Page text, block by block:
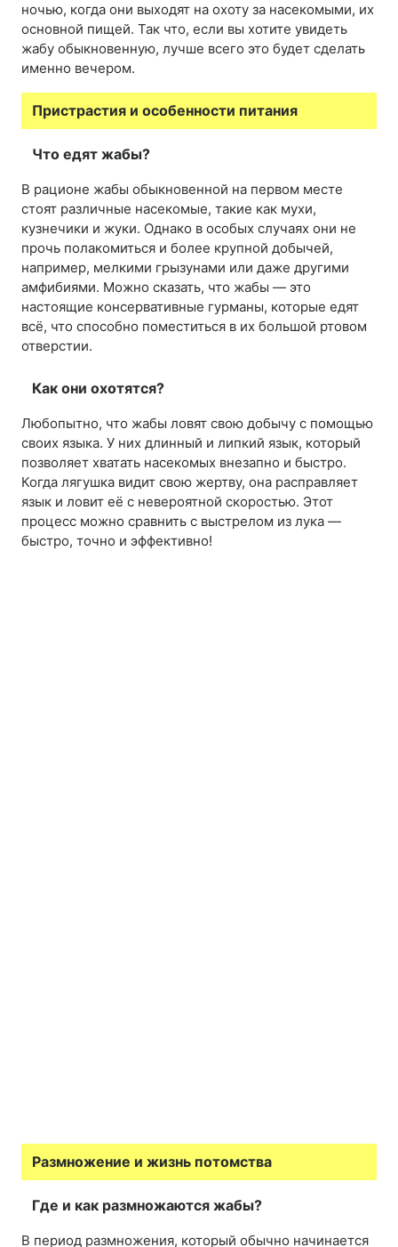
ночью, когда они выходят на охоту за насекомыми, их
основной пищей. Так что, если вы хотите увидеть
жабу обыкновенную, лучше всего это будет сделать
именно вечером.
Пристрастия и особенности питания
Что едят жабы?
В рационе жабы обыкновенной на первом месте
стоят различные насекомые, такие как мухи,
кузнечики и жуки. Однако в особых случаях они не
прочь полакомиться и более крупной добычей,
например, мелкими грызунами или даже другими
амфибиями. Можно сказать, что жабы — это
настоящие консервативные гурманы, которые едят
всё, что способно поместиться в их большой ртовом
отверстии.
Как они охотятся?
Любопытно, что жабы ловят свою добычу с помощью
своих языка. У них длинный и липкий язык, который
позволяет хватать насекомых внезапно и быстро.
Когда лягушка видит свою жертву, она расправляет
язык и ловит её с невероятной скоростью. Этот
процесс можно сравнить с выстрелом из лука —
быстро, точно и эффективно!
Размножение и жизнь потомства
Где и как размножаются жабы?
В период размножения, который обычно начинается